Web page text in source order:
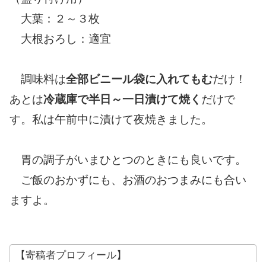
大葉：２～３枚
大根おろし：適宜
調味料は全部ビニール袋に入れてもむだけ！
あとは冷蔵庫で半日～一日漬けて焼く だけで
す。私は午前中に漬けて夜焼きました。
胃の調子がいまひとつのときにも良いです。
ご飯のおかずにも、お酒のおつまみにも合い
ますよ。
【寄稿者プロフィール】